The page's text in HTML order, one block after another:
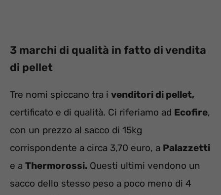
3 marchi di qualità in fatto di vendita
di pellet
Tre nomi spiccano tra i venditori di pellet,
certificato e di qualità. Ci riferiamo ad Ecofire,
con un prezzo al sacco di 15kg
corrispondente a circa 3,70 euro, a Palazzetti
e a Thermorossi. Questi ultimi vendono un
sacco dello stesso peso a poco meno di 4